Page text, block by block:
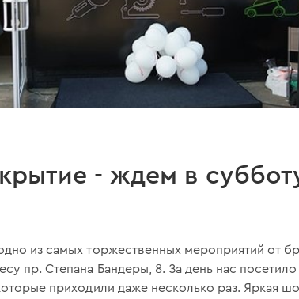
- ждем в
из самых торжественных мероприятий от
пр. Степана Бандеры, 8. За день нас
приходили даже несколько раз. Яркая